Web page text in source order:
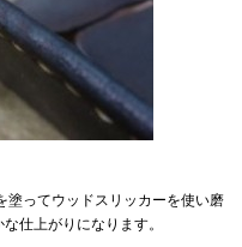
塗ってウッドスリッカーを使い磨
仕上がりになります。